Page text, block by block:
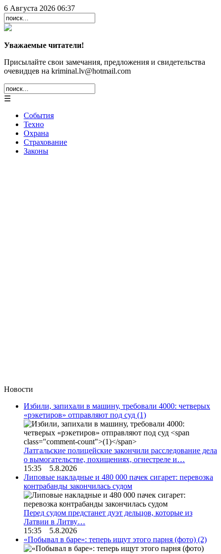
6 Августа 2026 06:37
Уважаемые читатели!
Присылайте свои замечания, предложения и свидетельства
очевидцев на kriminal.lv@hotmail.com
☰
События
Техно
Охрана
Страхование
Законы
Новости
Избили, запихали в машину, требовали 4000: четверых
«рэкетиров» отправляют под суд (1)
Латгальские полицейские закончили расследование дела
о вымогательстве, похищениях, огнестреле и…
15:35 5.8.2026
Липовые накладные и 480 000 пачек сигарет: перевозка
контрабанды закончилась судом
Перед судом предстанет дуэт дельцов, которые из
Латвии в Литву…
15:35 5.8.2026
«Побывал в баре»: теперь ищут этого парня (фото) (2)